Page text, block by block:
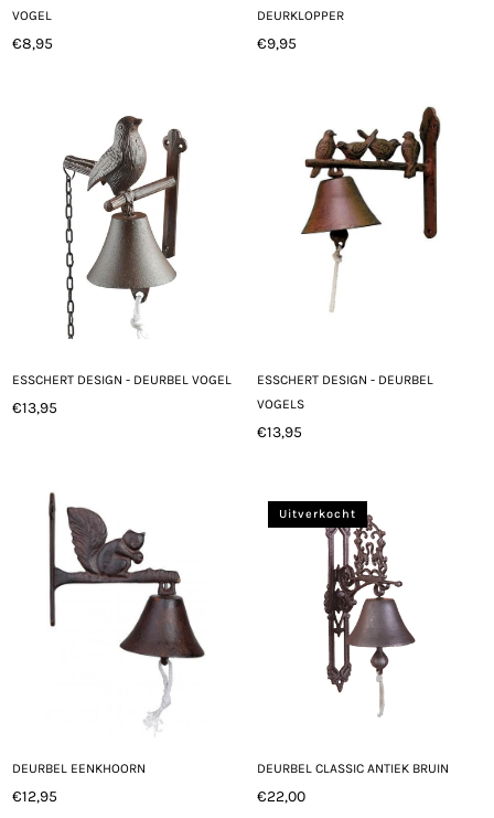
VOGEL
Normale
€8,95
DEURKLOPPER
Normale
€9,95
ESSCHERT DESIGN - DEURBEL VOGEL
Normale
€13,95
ESSCHERT DESIGN - DEURBEL
VOGELS
Normale
€13,95
DEURBEL EENKHOORN
Normale
€12,95
Uitverkocht
DEURBEL CLASSIC ANTIEK BRUIN
Normale
€22,00